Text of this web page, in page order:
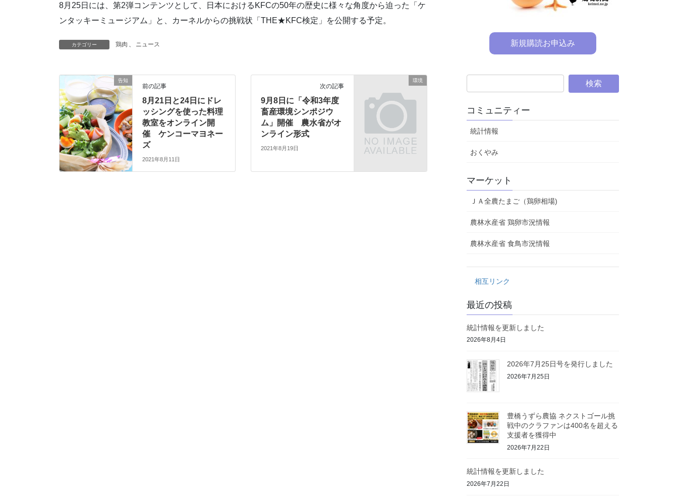
8月25日には、第2弾コンテンツとして、日本におけるKFCの50年の歴史に様々な角度から迫った「ケ
ンタッキーミュージアム」と、カーネルからの挑戦状「THE★KFC検定」を公開する予定。
カテゴリー 鶏肉 ニュース
告知
前の記事
8月21日と24日にドレ
ッシングを使った料理
教室をオンライン開
催 ケンコーマヨネー
ズ
2021年8月11日
環境
次の記事
9月8日に「令和3年度
畜産環境シンポジウ
ム」開催 農水省がオ
ンライン形式
2021年8月19日
新規購読お申込み
コミュニティー
統計情報
おくやみ
マーケット
ＪＡ全農たまご（鶏卵相場)
農林水産省 鶏卵市況情報
農林水産省 食鳥市況情報
相互リンク
最近の投稿
統計情報を更新しました
2026年8月4日
2026年7月25日号を発行しました
2026年7月25日
豊橋うずら農協 ネクストゴール挑
戦中のクラファンは400名を超える
支援者を獲得中
2026年7月22日
統計情報を更新しました
2026年7月22日